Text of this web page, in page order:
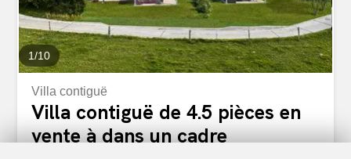
1/10
Villa contiguë
Villa contiguë de 4.5 pièces en
vente à dans un cadre